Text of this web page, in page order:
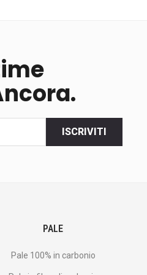
ISCRIVITI
PALE
Pale 100% in carbonio